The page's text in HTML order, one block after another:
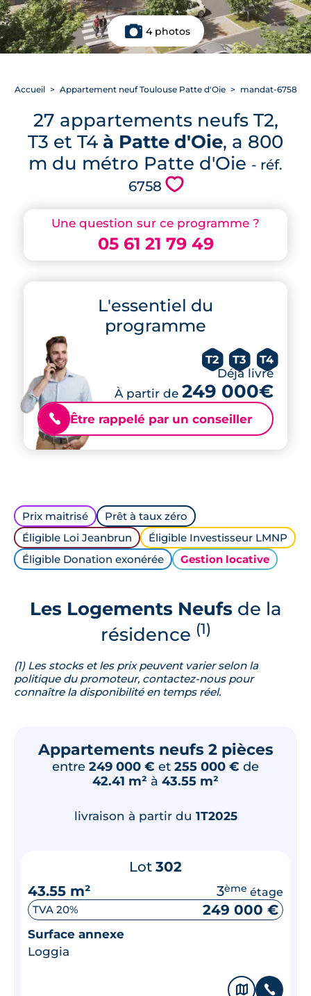
4 photos
Une question sur ce programme ?
05 61 21 79 49
L'essentiel du
programme
T2 T3 T4
Déjà livré
À partir de 249 000€
📞 Être rappelé par un conseiller
Accueil Appartement neuf Toulouse Patte d'Oie mandat-6758
27 appartements neufs T2,
T3 et T4 à Patte d'Oie, a 800
m du métro Patte d'Oie - réf.
6758 💗
Prix maitrisé
Prêt à taux zéro
Éligible Loi Jeanbrun
Éligible Investisseur LMNP
Éligible Donation exonérée
Gestion locative
Les Logements Neufsde la
résidence (1)
(1) Les stocks et les prix peuvent varier selon la
politique du promoteur, contactez-nous pour
connaître la disponibilité en temps réel.
Appartements neufs 2 pièces
entre 249 000 € et 255 000 € de
42.41 m² à 43.55 m²
livraison à partir du 1T2025
Lot 302
43.55 m²
3ème étage
TVA 20% 249 000 €
Surface annexe
Loggia
🗞 📞